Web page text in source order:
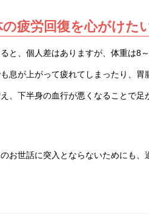
疲労回復を心がけた
と、個人差はありますが、体重は8
息が上がって疲れてしまったり、
、下半身の血行が悪くなることで
お世話に突入とならないためにも